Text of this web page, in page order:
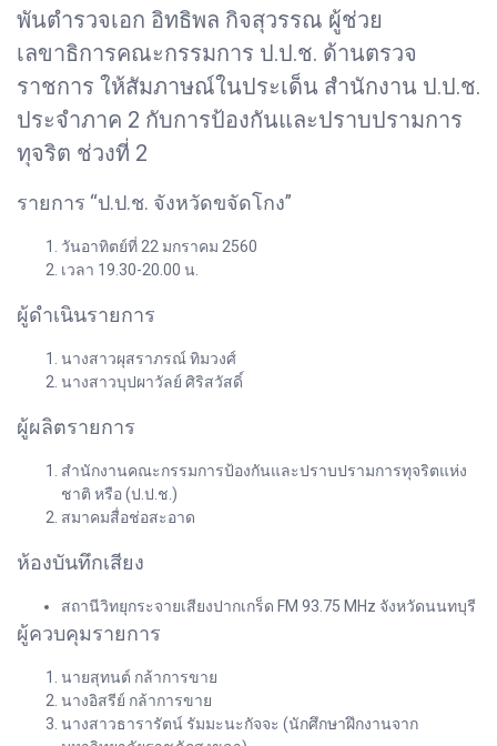
พันตำรวจเอก อิทธิพล กิจสุวรรณ ผู้ช่วย
เลขาธิการคณะกรรมการ ป.ป.ช. ด้านตรวจ
ราชการ ให้สัมภาษณ์ในประเด็น สำนักงาน ป.ป.ช.
ประจำภาค 2 กับการป้องกันและปราบปรามการ
ทุจริต ช่วงที่ 2
รายการ “ป.ป.ช. จังหวัดขจัดโกง”
วันอาทิตย์ที่ 22 มกราคม 2560
เวลา 19.30-20.00 น.
ผู้ดำเนินรายการ
นางสาวผุสราภรณ์ ทิมวงศ์
นางสาวบุปผาวัลย์ ศิริสวัสดิ์
ผู้ผลิตรายการ
สำนักงานคณะกรรมการป้องกันและปราบปรามการทุจริตแห่ง
ชาติ หรือ (ป.ป.ช.)
สมาคมสื่อช่อสะอาด
ห้องบันทึกเสียง
สถานีวิทยุกระจายเสียงปากเกร็ด FM 93.75 MHz จังหวัดนนทบุรี
ผู้ควบคุมรายการ
นายสุทนต์ กล้าการขาย
นางอิสรีย์ กล้าการขาย
นางสาวธารารัตน์ รัมมะนะกัจจะ (นักศึกษาฝึกงานจาก